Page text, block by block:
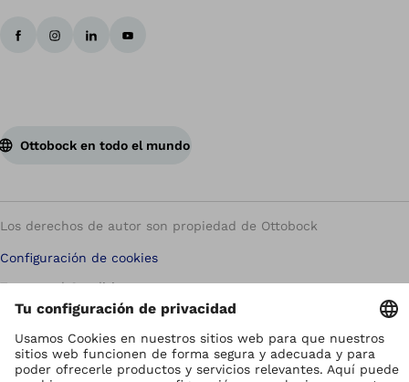
Ottobock en todo el mundo
Los derechos de autor son propiedad de Ottobock
Configuración de cookies
Terms and Conditions
Términos y Condiciones
Aviso de Privacidad
Compliance Reporting System